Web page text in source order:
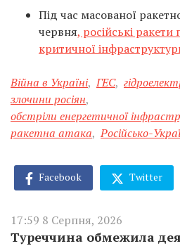
Під час масованої
червня, російські
критичної
Війна в Україні, ГЕС,
злочини росіян,
обстріли енергетичної
ракетна атака, Російсько-
Facebook Twitter
17:59 8 Серпня, 2026
Туреччина обмежила